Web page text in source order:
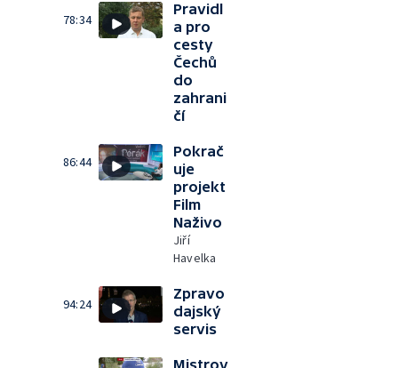
78:34
Pravidl
a pro
cesty
Čechů
do
zahrani
čí
86:44
Pokrač
uje
projekt
Film
Naživo
Jiří
Havelka
94:24
Zpravo
dajský
servis
Mistrov